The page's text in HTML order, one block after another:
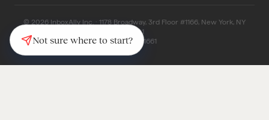
© 2026 InboxAlly Inc. · 1178 Broadway, 3rd Floor #1166, New York, NY
10001
(347) 997-1661
Not sure where to start?